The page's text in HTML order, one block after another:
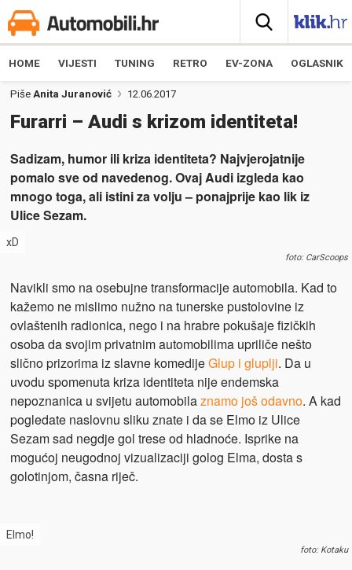
HOME VIJESTI TUNING RETRO EV-ZONA OGLASNIK
Piše Anita Juranović 12.06.2017
Furarri – Audi s krizom identiteta!
Sadizam, humor ili kriza identiteta? Najvjerojatnije
pomalo sve od navedenog. Ovaj Audi izgleda kao
mnogo toga, ali istini za volju – ponajprije kao lik iz
Ulice Sezam.
xD
foto: CarScoops
Navikli smo na osebujne transformacije automobila. Kad to
kažemo ne mislimo nužno na tunerske pustolovine iz
ovlaštenih radionica, nego i na hrabre pokušaje fizičkih
osoba da svojim privatnim automobilima upriliče nešto
slično prizorima iz slavne komedijeGlup i gluplji. Da u
uvodu spomenuta kriza identiteta nije endemska
nepoznanica u svijetu automobilaznamo još odavno. A kad
pogledate naslovnu sliku znate i da se Elmo iz Ulice
Sezam sad negdje gol trese od hladnoće. Isprike na
mogućoj neugodnoj vizualizaciji golog Elma, dosta s
golotinjom, časna riječ.
Elmo!
foto: Kotaku